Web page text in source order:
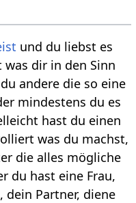
und du liebst es
dir in den Sinn
andere die so eine
mindestens du es
hast du einen
was du machst,
die alles mögliche
du hast eine Frau,
dein Partner, diene